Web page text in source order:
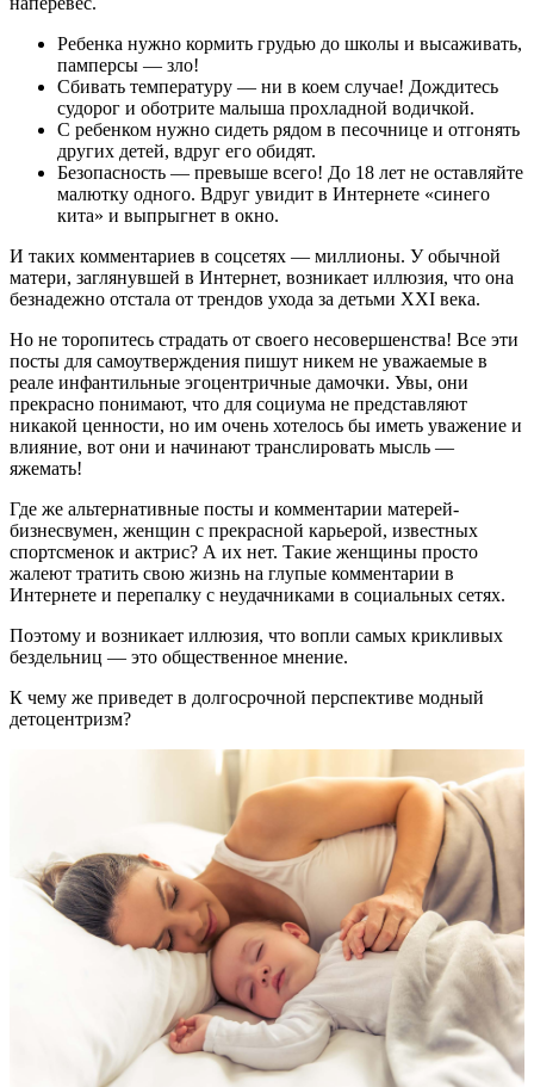
Ребенка нужно кормить грудью до школы и высаживать,
памперсы — зло!
Сбивать температуру — ни в коем случае! Дождитесь
судорог и оботрите малыша прохладной водичкой.
С ребенком нужно сидеть рядом в песочнице и отгонять
других детей, вдруг его обидят.
Безопасность — превыше всего! До 18 лет не оставляйте
малютку одного. Вдруг увидит в Интернете «синего
кита» и выпрыгнет в окно.
И таких комментариев в соцсетях — миллионы. У обычной
матери, заглянувшей в Интернет, возникает иллюзия, что она
безнадежно отстала от трендов ухода за детьми XXI века.
Но не торопитесь страдать от своего несовершенства! Все эти
посты для самоутверждения пишут никем не уважаемые в
реале инфантильные эгоцентричные дамочки. Увы, они
прекрасно понимают, что для социума не представляют
никакой ценности, но им очень хотелось бы иметь уважение и
влияние, вот они и начинают транслировать мысль —
яжемать!
Где же альтернативные посты и комментарии матерей-
бизнесвумен, женщин с прекрасной карьерой, известных
спортсменок и актрис? А их нет. Такие женщины просто
жалеют тратить свою жизнь на глупые комментарии в
Интернете и перепалку с неудачниками в социальных сетях.
Поэтому и возникает иллюзия, что вопли самых крикливых
бездельниц — это общественное мнение.
К чему же приведет в долгосрочной перспективе модный
детоцентризм?